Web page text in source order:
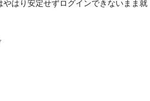
はり安定せずログインできないまま就